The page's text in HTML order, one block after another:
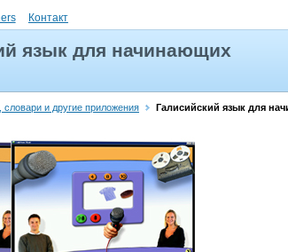
Контакт
язык для начинающих
словари и другие приложения Галисийский язык для